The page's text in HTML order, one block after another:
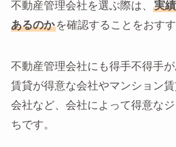
不動産管理会社を選ぶ際は、
実
あるのかを確認することをおすす
不動産管理会社にも得手不得手
賃貸が得意な会社やマンション
会社など、会社によって得意な
ちです。